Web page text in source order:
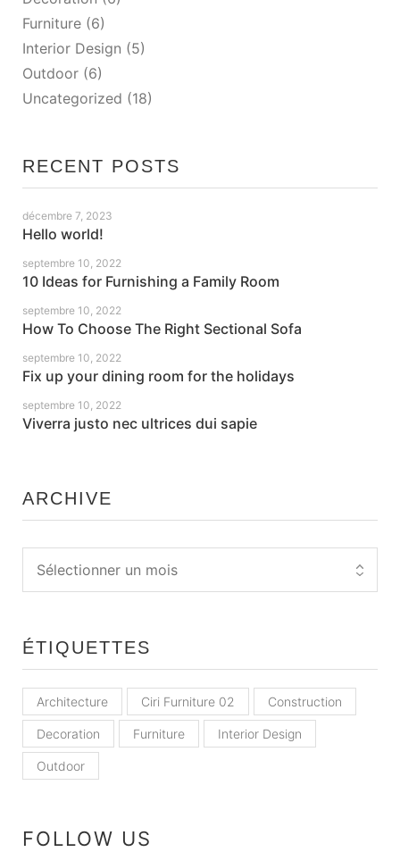
Furniture (6)
Interior Design (5)
Outdoor (6)
Uncategorized (18)
RECENT POSTS
Hello world!
décembre 7, 2023
10 Ideas for Furnishing a Family Room
septembre 10, 2022
How To Choose The Right Sectional Sofa
septembre 10, 2022
Fix up your dining room for the holidays
septembre 10, 2022
Viverra justo nec ultrices dui sapie
septembre 10, 2022
ARCHIVE
ÉTIQUETTES
Architecture Ciri Furniture 02 Construction
Decoration Furniture Interior Design
Outdoor
FOLLOW US